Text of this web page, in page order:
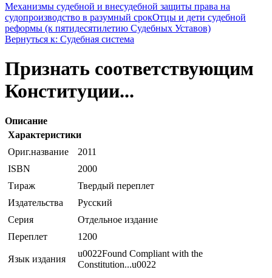
Механизмы судебной и внесудебной защиты права на
судопроизводство в разумный срокОтцы и дети судебной
реформы (к пятидесятилетию Судебных Уставов)
Вернуться к: Судебная система
Признать соответствующим
Конституции...
Описание
Характеристики
Ориг.название
2011
ISBN
2000
Тираж
Твердый переплет
Издательства
Русский
Серия
Отдельное издание
Переплет
1200
Язык издания
u0022Found Compliant with the
Constitution...u0022